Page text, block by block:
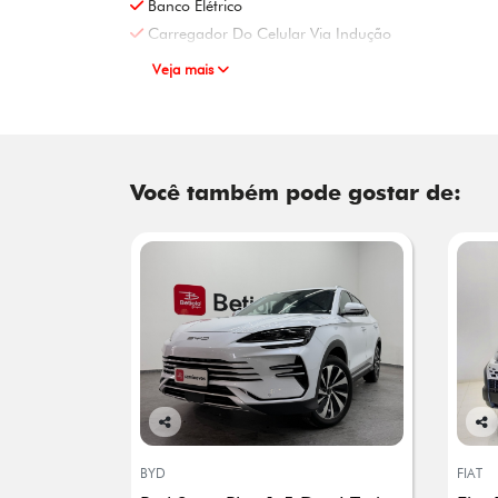
Banco Elétrico
Carregador Do Celular Via Indução
Veja mais
Você também pode gostar de:
Co
arti
BYD
Co
arti
FIAT